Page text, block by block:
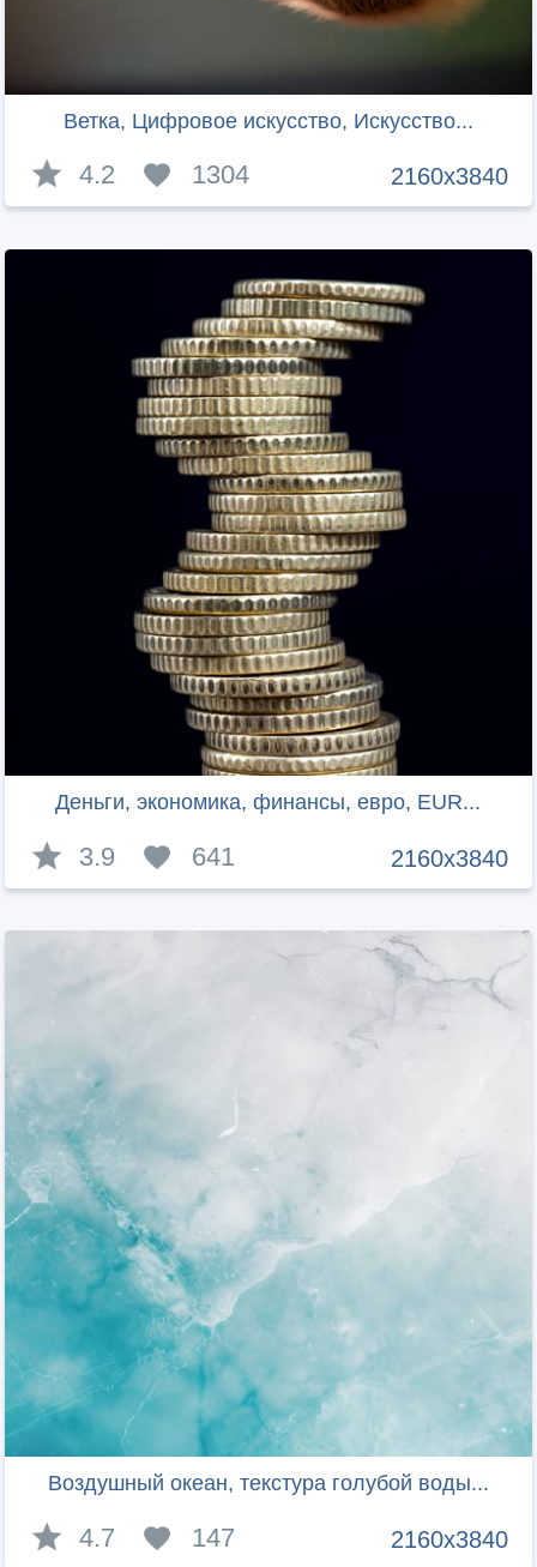
Ветка, Цифровое искусство, Искусство...
2160x3840
4.2 1304
Деньги, экономика, финансы, евро, EUR...
2160x3840
3.9 641
Воздушный океан, текстура голубой воды...
2160x3840
4.7 147